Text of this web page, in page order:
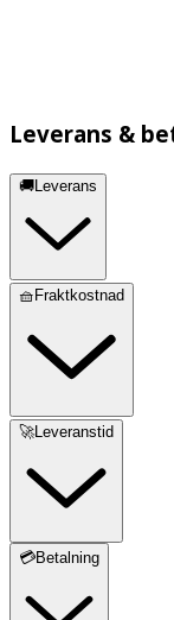
Leverans &
🚚Leverans
🧺Fraktkostnad
🚀Leveranstid
💳Betalning